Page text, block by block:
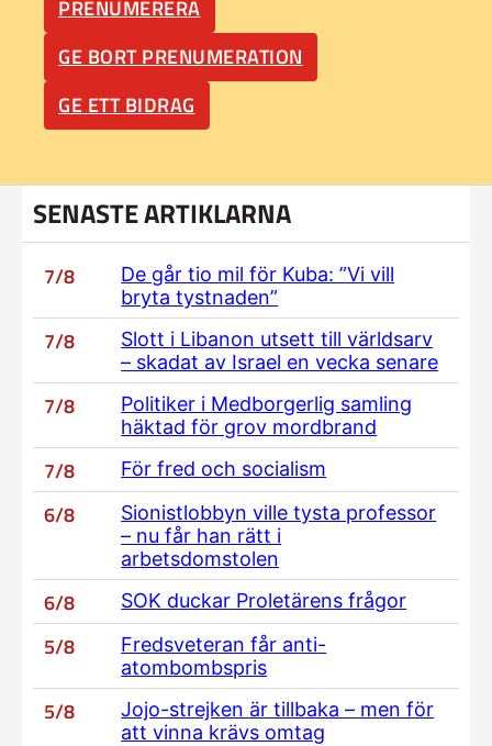
PRENUMERERA
GE BORT PRENUMERATION
GE ETT BIDRAG
SENASTE ARTIKLARNA
7/8
De går tio mil för Kuba: ”Vi vill
bryta tystnaden”
7/8
Slott i Libanon utsett till världsarv
– skadat av Israel en vecka senare
7/8
Politiker i Medborgerlig samling
häktad för grov mordbrand
7/8 För fred och socialism
6/8
Sionistlobbyn ville tysta professor
– nu får han rätt i
arbetsdomstolen
6/8 SOK duckar Proletärens frågor
5/8
Fredsveteran får anti-
atombombspris
5/8
Jojo-strejken är tillbaka – men för
att vinna krävs omtag